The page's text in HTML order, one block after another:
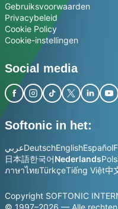
Gebruiksvoorwaarden
Privacybeleid
Cookie Policy
Cookie-instellingen
Social media
Softonic in het:
عربيDeutschEnglishEspañol
日本語한국어Nederlands
ภาษาไทยTürkçeTiếng Việt中
Copyright SOFTONIC
© 1997–2026 — Alle